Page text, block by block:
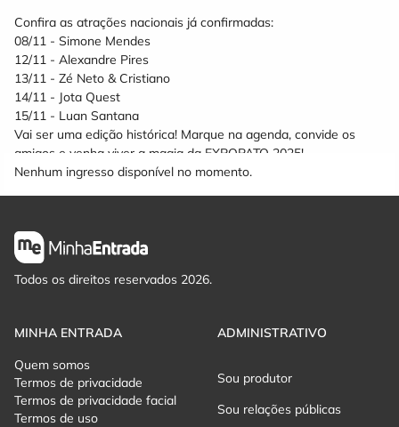
Confira as atrações nacionais já confirmadas:
08/11 - Simone Mendes
12/11 - Alexandre Pires
13/11 - Zé Neto & Cristiano
14/11 - Jota Quest
15/11 - Luan Santana
Vai ser uma edição histórica! Marque na agenda, convide os
amigos e venha viver a magia da EXPOPATO 2025!
Nenhum ingresso disponível no momento.
Todos os direitos reservados 2026.
MINHA ENTRADA
Quem somos
Termos de privacidade
Termos de privacidade facial
Termos de uso
ADMINISTRATIVO
Sou produtor
Sou relações públicas